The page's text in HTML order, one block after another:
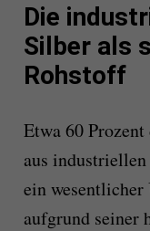
Die
Silber als
Rohstoff
Etwa 60
aus
ein
aufgrund seiner